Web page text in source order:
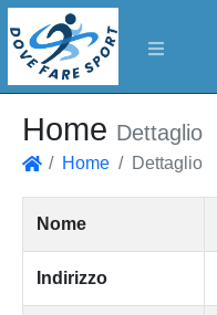
Home Dettaglio
Home Dettaglio
Nome
Indirizzo